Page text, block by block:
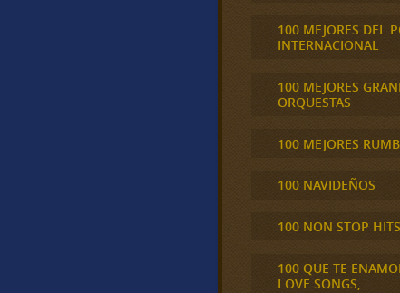
100 MEJORES DEL
INTERNACIONAL
100 MEJORES
ORQUESTAS
100 MEJORES
100 NAVIDEÑOS
100 NON STOP HITS
100 QUE TE
LOVE SONGS,